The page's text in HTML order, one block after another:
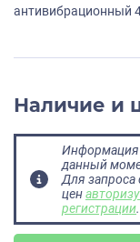
антивибрационный
Наличие и
Информация
данный
Для запроса
цен
регистрации.